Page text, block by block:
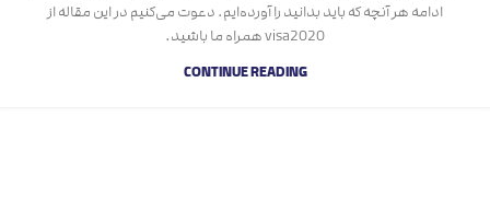
ادامه هر آنچه که باید بدانید را آورده‌ایم. دعوت می‌کنیم در این مقاله از
visa2020 همراه ما باشید.
CONTINUE READING